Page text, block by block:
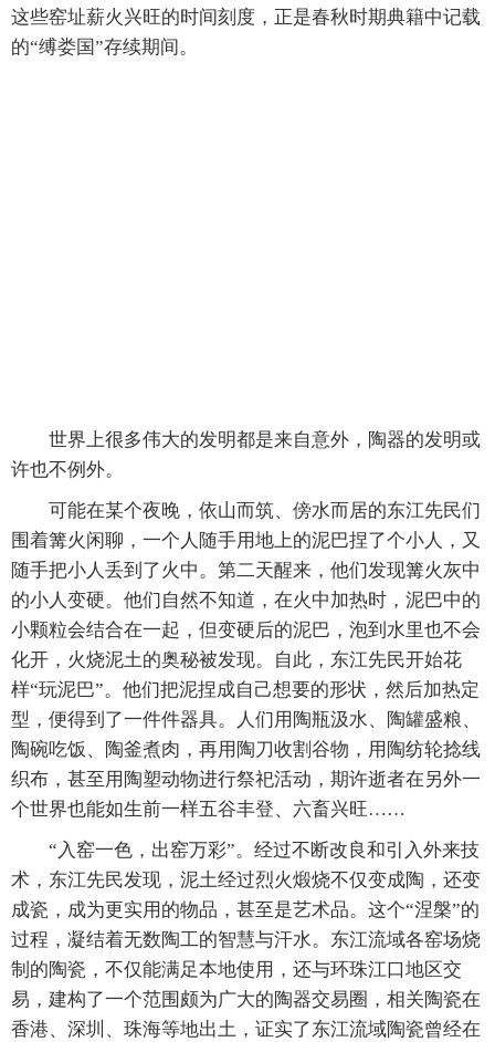
这些窑址薪火兴旺的时间刻度，正是春秋时期典籍中记载
的“缚娄国”存续期间。
世界上很多伟大的发明都是来自意外，陶器的发明或
许也不例外。
可能在某个夜晚，依山而筑、傍水而居的东江先民们
围着篝火闲聊，一个人随手用地上的泥巴捏了个小人，又
随手把小人丢到了火中。第二天醒来，他们发现篝火灰中
的小人变硬。他们自然不知道，在火中加热时，泥巴中的
小颗粒会结合在一起，但变硬后的泥巴，泡到水里也不会
化开，火烧泥土的奥秘被发现。自此，东江先民开始花
样“玩泥巴”。他们把泥捏成自己想要的形状，然后加热定
型，便得到了一件件器具。人们用陶瓶汲水、陶罐盛粮、
陶碗吃饭、陶釜煮肉，再用陶刀收割谷物，用陶纺轮捻线
织布，甚至用陶塑动物进行祭祀活动，期许逝者在另外一
个世界也能如生前一样五谷丰登、六畜兴旺……
“入窑一色，出窑万彩”。经过不断改良和引入外来技
术，东江先民发现，泥土经过烈火煅烧不仅变成陶，还变
成瓷，成为更实用的物品，甚至是艺术品。这个“涅槃”的
过程，凝结着无数陶工的智慧与汗水。东江流域各窑场烧
制的陶瓷，不仅能满足本地使用，还与环珠江口地区交
易，建构了一个范围颇为广大的陶器交易圈，相关陶瓷在
香港、深圳、珠海等地出土，证实了东江流域陶瓷曾经在